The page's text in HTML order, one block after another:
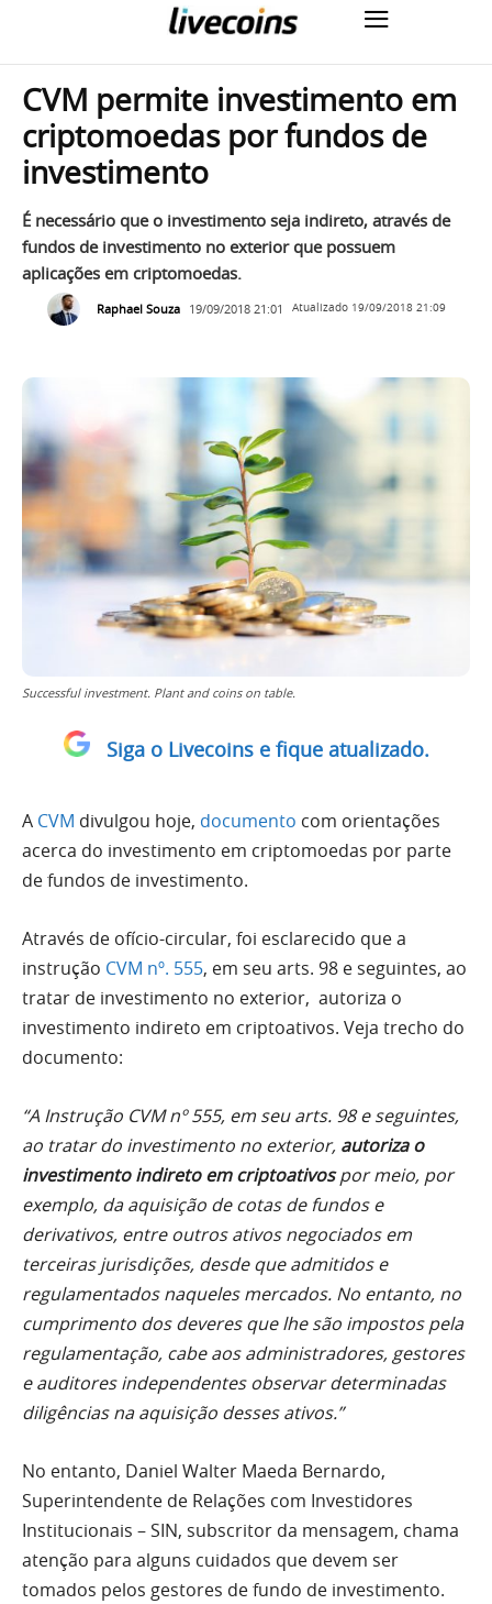
CVM permite investimento em
criptomoedas por fundos de
investimento
É necessário que o investimento seja indireto, através de
fundos de investimento no exterior que possuem
aplicações em criptomoedas.
Raphael Souza 19/09/2018 21:01 Atualizado 19/09/2018 21:09
Successful investment. Plant and coins on table.
Siga o Livecoins e fique atualizado.
A CVM divulgou hoje, documento com orientações
acerca do investimento em criptomoedas por parte
de fundos de investimento.
Através de ofício-circular, foi esclarecido que a
instrução CVM nº. 555, em seu arts. 98 e seguintes, ao
tratar de investimento no exterior, autoriza o
investimento indireto em criptoativos. Veja trecho do
documento:
“A Instrução CVM nº 555, em seu arts. 98 e seguintes,
ao tratar do investimento no exterior, autoriza o
investimento indireto em criptoativospor meio, por
exemplo, da aquisição de cotas de fundos e
derivativos, entre outros ativos negociados em
terceiras jurisdições, desde que admitidos e
regulamentados naqueles mercados. No entanto, no
cumprimento dos deveres que lhe são impostos pela
regulamentação, cabe aos administradores, gestores
e auditores independentes observar determinadas
diligências na aquisição desses ativos.”
No entanto, Daniel Walter Maeda Bernardo,
Superintendente de Relações com Investidores
Institucionais – SIN, subscritor da mensagem, chama
atenção para alguns cuidados que devem ser
tomados pelos gestores de fundo de investimento.